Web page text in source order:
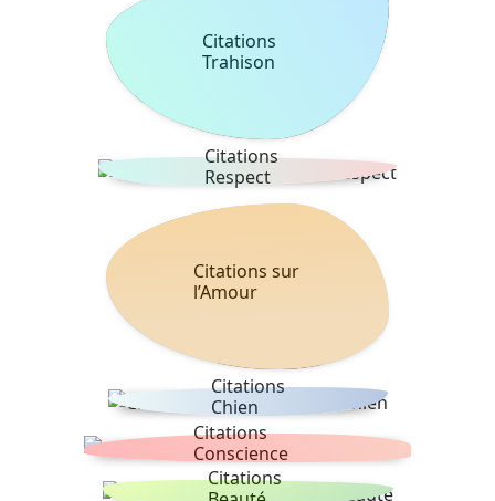
Citations
Trahison
Citations
Respect
Citations sur
l’Amour
Citations
Chien
Citations
Conscience
Citations